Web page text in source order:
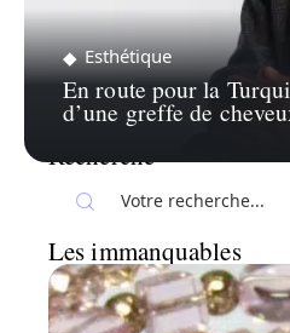
Esthétique
En route pour la
d’une greffe de
Recherche
Les immanquables